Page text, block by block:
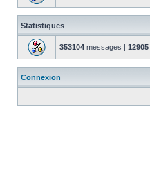
Statistiques
353104 messages | 12905
Connexion